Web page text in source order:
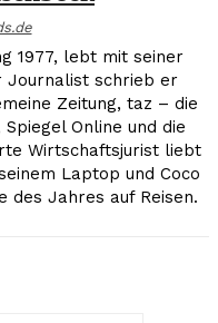
1977, lebt mit seiner
Journalist schrieb er
Zeitung, taz – die
Online und die
Wirtschaftsjurist liebt
Laptop und Coco
des Jahres auf Reisen.